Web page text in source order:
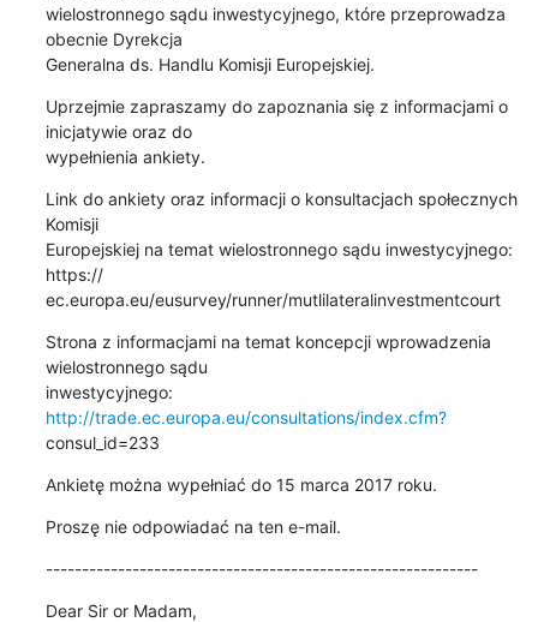
wielostronnego sądu inwestycyjnego, które przeprowadza
obecnie Dyrekcja
Generalna ds. Handlu Komisji Europejskiej.
Uprzejmie zapraszamy do zapoznania się z informacjami o
inicjatywie oraz do
wypełnienia ankiety.
Link do ankiety oraz informacji o konsultacjach społecznych
Komisji
Europejskiej na temat wielostronnego sądu inwestycyjnego:
https://
ec.europa.eu/eusurvey/runner/mutlilateralinvestmentcourt
Strona z informacjami na temat koncepcji wprowadzenia
wielostronnego sądu
http://trade.ec.europa.eu/consultations/index.cfm?
consul_id=233
Ankietę można wypełniać do 15 marca 2017 roku.
Proszę nie odpowiadać na ten e-mail.
------------------------------------------------------------
Dear Sir or Madam,